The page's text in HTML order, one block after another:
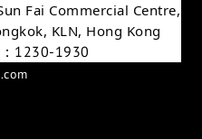
Fai Commercial Centre,
KLN, Hong Kong
1230-1930